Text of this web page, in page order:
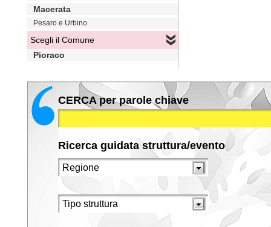
Macerata
Pesaro e Urbino
Scegli il Comune
Pioraco
CERCA per parole chiave
Ricerca guidata struttura/evento